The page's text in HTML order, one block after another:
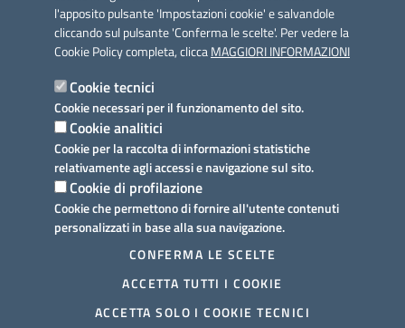
l'apposito pulsante 'Impostazioni cookie' e salvandole
cliccando sul pulsante 'Conferma le scelte'. Per vedere la
Cookie Policy completa, cliccaMAGGIORI INFORMAZIONI
Cookie tecnici
Cookie necessari per il funzionamento del sito.
Cookie analitici
Cookie per la raccolta di informazioni statistiche
relativamente agli accessi e navigazione sul sito.
Cookie di profilazione
Cookie che permettono di fornire all'utente contenuti
personalizzati in base alla sua navigazione.
CONFERMA LE SCELTE
ACCETTA TUTTI I COOKIE
ACCETTA SOLO I COOKIE TECNICI
Link utili
Informativa privacy
Dichiarazione di accessibilità
Note legali
Domande frequenti
Richiesta assistenza
Prenotazione appuntamento
Segnalazione disservizio
Mappa del sito